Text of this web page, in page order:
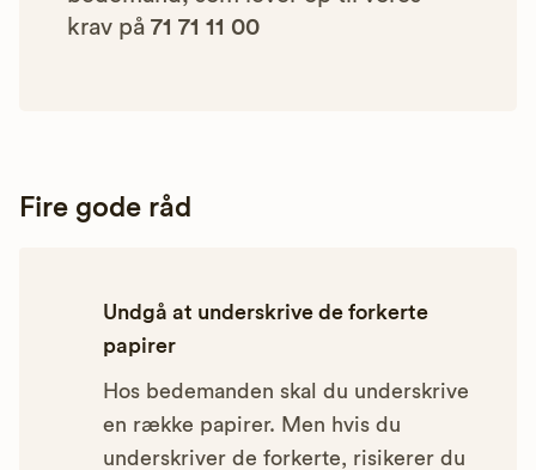
krav på 71 71 11 00
Fire gode råd
Undgå at underskrive de forkerte
papirer
Hos bedemanden skal du underskrive
en række papirer. Men hvis du
underskriver de forkerte, risikerer du